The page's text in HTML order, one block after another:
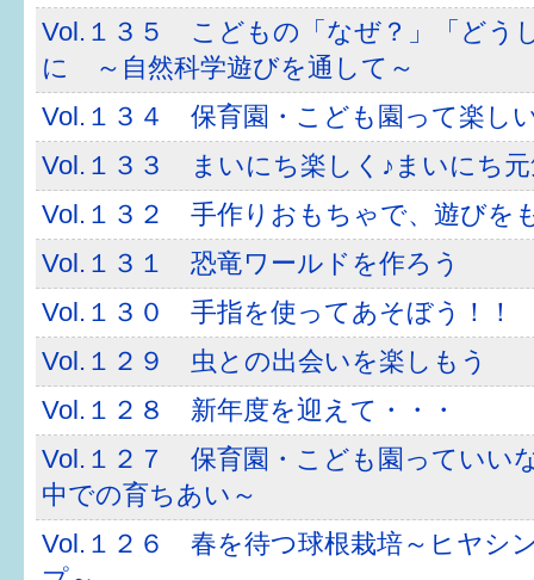
Vol.１３５ こどもの「なぜ？」「どう
に ～自然科学遊びを通して～
Vol.１３４ 保育園・こども園って楽し
Vol.１３３ まいにち楽しく♪まいにち元
Vol.１３２ 手作りおもちゃで、遊びを
Vol.１３１ 恐竜ワールドを作ろう
Vol.１３０ 手指を使ってあそぼう！！
Vol.１２９ 虫との出会いを楽しもう
Vol.１２８ 新年度を迎えて・・・
Vol.１２７ 保育園・こども園っていい
中での育ちあい～
Vol.１２６ 春を待つ球根栽培～ヒヤシ
届出・手当・助成
健診・予防接種
仲間づくり・遊び場
子どもを預けたい
入園・入学
相談したい
さまざまな支援
子育てカレンダー
妊娠
出産〜3か月